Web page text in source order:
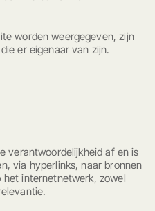
worden weergegeven, zijn
er eigenaar van zijn.
verantwoordelijkheid af en is
via hyperlinks, naar bronnen
het internetnetwerk, zowel